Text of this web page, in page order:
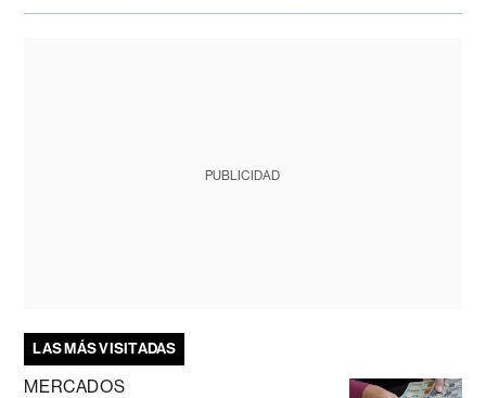
PUBLICIDAD
LAS MÁS VISITADAS
MERCADOS